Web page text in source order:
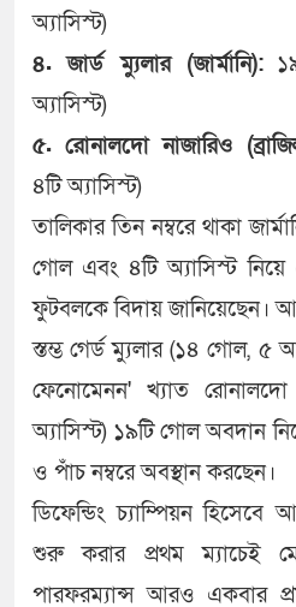
অ্যাসিস্ট)
৪. জার্ড ম্যুলার (জার্মানি):
অ্যাসিস্ট)
৫. রোনালদো নাজারিও
৪টি অ্যাসিস্ট)
তালিকার তিন নম্বরে থাকা
গোল এবং ৪টি অ্যাসিস্ট
ফুটবলকে বিদায় জানিয়েছেন।
স্তম্ভ গের্ড ম্যুলার (১৪ গোল, ৫
ফেনোমেনন' খ্যাত
অ্যাসিস্ট) ১৯টি গোল অবদান
ও পাঁচ নম্বরে অবস্থান করছেন।
ডিফেন্ডিং চ্যাম্পিয়ন হিসেবে
শুরু করার প্রথম ম্যাচেই
পারফরম্যান্স আরও একবার